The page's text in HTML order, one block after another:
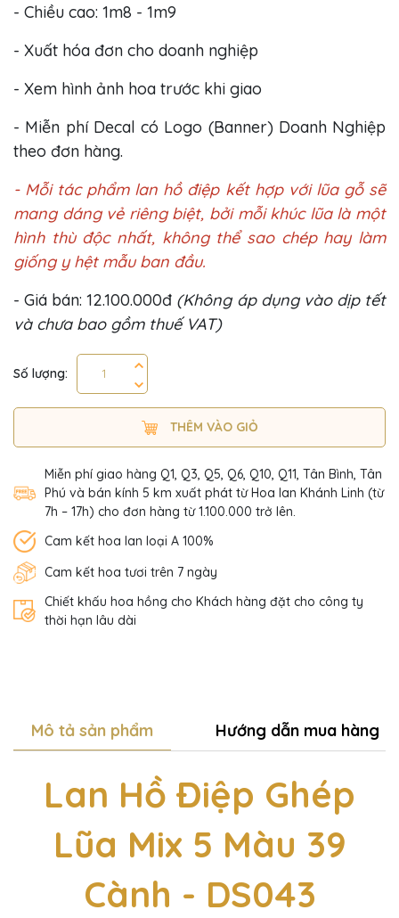
- Chiều cao: 1m8 - 1m9
- Xuất hóa đơn cho doanh nghiệp
- Xem hình ảnh hoa trước khi giao
- Miễn phí Decal có Logo (Banner) Doanh Nghiệp
theo đơn hàng.
- Mỗi tác phẩm lan hồ điệp kết hợp với lũa gỗ sẽ
mang dáng vẻ riêng biệt, bởi mỗi khúc lũa là một
hình thù độc nhất, không thể sao chép hay làm
giống y hệt mẫu ban đầu.
- Giá bán: 12.100.000đ (Không áp dụng vào dịp tết
và chưa bao gồm thuế VAT)
Số lượng:
THÊM VÀO GIỎ
Miễn phí giao hàng Q1, Q3, Q5, Q6, Q10, Q11, Tân Bình, Tân
Phú và bán kính 5 km xuất phát từ Hoa lan Khánh Linh (từ
7h – 17h) cho đơn hàng từ 1.100.000 trở lên.
Cam kết hoa lan loại A 100%
Cam kết hoa tươi trên 7 ngày
Chiết khấu hoa hồng cho Khách hàng đặt cho công ty
thời hạn lâu dài
Mô tả sản phẩm Hướng dẫn mua hàng
Lan Hồ Điệp Ghép
Lũa Mix 5 Màu 39
Cành - DS043